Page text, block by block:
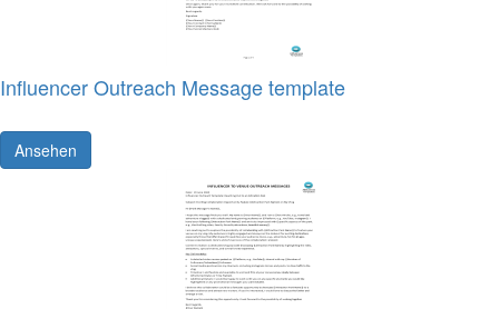
Influencer Outreach Message template
Ansehen